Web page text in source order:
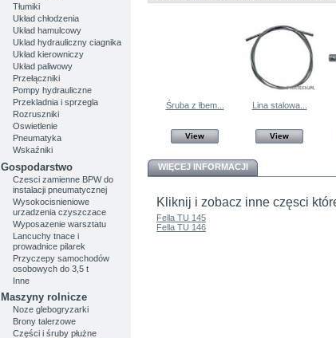
Tłumiki
Układ chłodzenia
Układ hamulcowy
Uklad hydrauliczny ciagnika
Układ kierowniczy
Układ paliwowy
Przełączniki
Pompy hydrauliczne
Przekladnia i sprzegla
Rozruszniki
Oswietlenie
Pneumatyka
Wskaźniki
Gospodarstwo
Czesci zamienne BPW do
instalacji pneumatycznej
Wysokocisnieniowe
urzadzenia czyszczace
Wyposazenie warsztatu
Lancuchy tnace i
prowadnice pilarek
Przyczepy samochodów
osobowych do 3,5 t
Inne
Maszyny rolnicze
Noze glebogryzarki
Brony talerzowe
Części i śruby płużne
Śruba z łbem...
View
Lina stalowa...
View
WIĘCEJ INFORMACJI
Kliknij i zobacz inne częsci
Fella TU 145
Fella TU 146